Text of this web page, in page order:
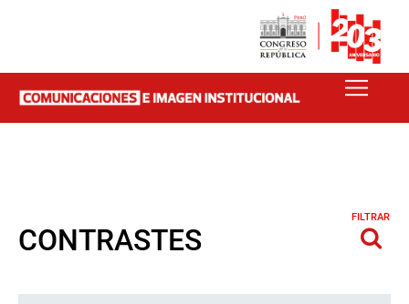
CONTRASTES
FILTRAR